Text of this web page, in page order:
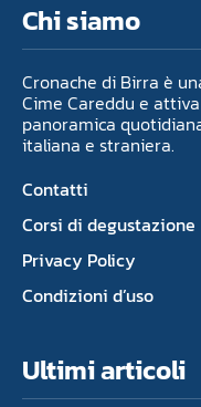
Chi siamo
Cronache di Birra è
Cime Careddu e
panoramica
italiana e straniera.
Contatti
Corsi di degustazione
Privacy Policy
Condizioni d’uso
Ultimi articoli